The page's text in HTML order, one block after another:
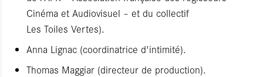
Cinéma et Audiovisuel – et du collectif
Les Toiles Vertes).
Anna Lignac (coordinatrice d'intimité).
Thomas Maggiar (directeur de production).